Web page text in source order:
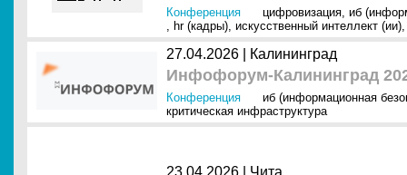
Конференция цифровизация, иб
, hr (кадры), искусственный интеллект (ии)
27.04.2026 | Калининград
Инфофорум-Калининград
Конференция
иб (информационная
критическая инфраструктура
23.04.2026 | Чита